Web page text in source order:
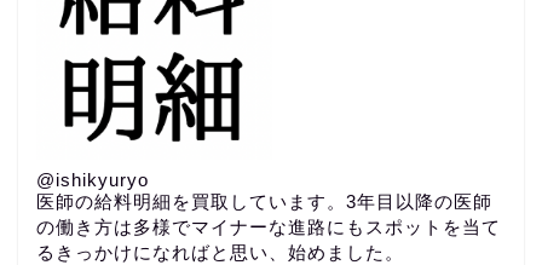
@ishikyuryo
医師の給料明細を買取しています。3年目以降の医師
の働き方は多様でマイナーな進路にもスポットを当て
るきっかけになればと思い、始めました。